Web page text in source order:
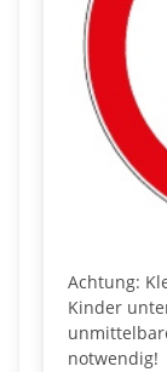
Achtung:
Kinder
notwendig!